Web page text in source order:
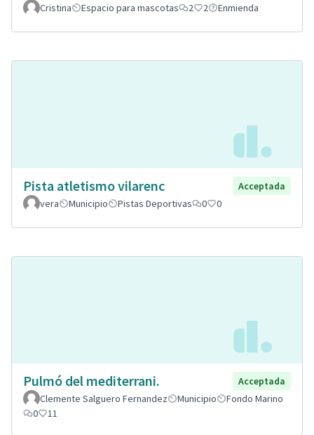
Cristina
Espacio para mascotas 2 2 Enmienda
Pista atletismo vilarenc
Acceptada
vera
Municipio Pistas Deportivas 0 0
Pulmó del mediterrani.
Acceptada
Clemente Salguero Fernandez
Municipio
Fondo Marino
0
11